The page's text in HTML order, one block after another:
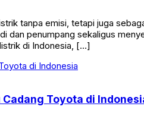
tanpa emisi, tetapi juga
dan penumpang sekaligus
di Indonesia, […]
Toyota di